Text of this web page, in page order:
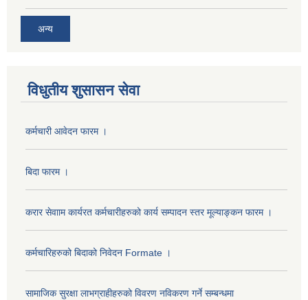
अन्य
विधुतीय शुसासन सेवा
कर्मचारी आवेदन फारम ।
बिदा फारम ।
करार सेवााम कार्यरत कर्मचारीहरुको कार्य सम्पादन स्तर मूल्याङ्कन फारम ।
कर्मचारिहरुको बिदाको निवेदन Formate ।
सामाजिक सुरक्षा लाभग्राहीहरुको विवरण नविकरण गर्ने सम्बन्धमा